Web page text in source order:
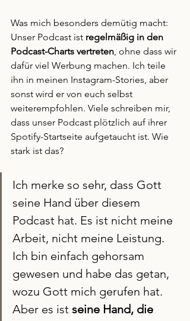
Was mich besonders demütig macht:
Unser Podcast ist regelmäßig in den
Podcast-Charts vertreten, ohne dass wir
dafür viel Werbung machen. Ich teile
ihn in meinen Instagram-Stories, aber
sonst wird er von euch selbst
weiterempfohlen. Viele schreiben mir,
dass unser Podcast plötzlich auf ihrer
Spotify-Startseite aufgetaucht ist. Wie
stark ist das?
Ich merke so sehr, dass Gott
seine Hand über diesem
Podcast hat. Es ist nicht meine
Arbeit, nicht meine Leistung.
Ich bin einfach gehorsam
gewesen und habe das getan,
wozu Gott mich gerufen hat.
Aber es ist seine Hand, die